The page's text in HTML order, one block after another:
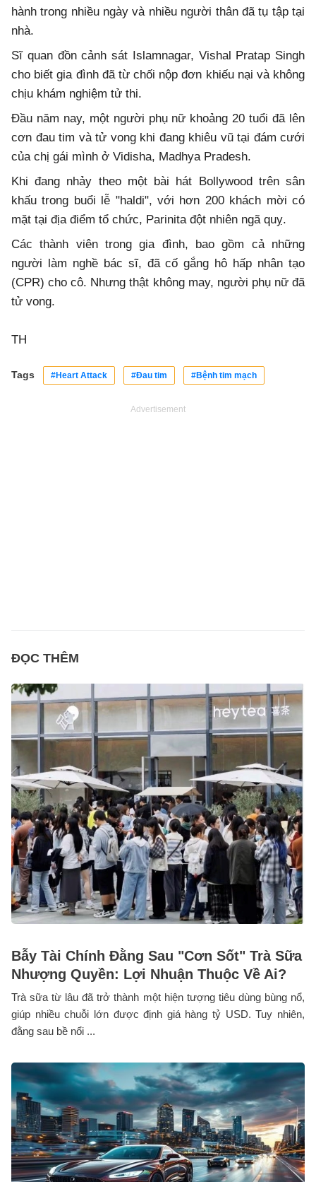
hành trong nhiều ngày và nhiều người thân đã tụ tập tại
nhà.
Sĩ quan đồn cảnh sát Islamnagar, Vishal Pratap Singh
cho biết gia đình đã từ chối nộp đơn khiếu nại và không
chịu khám nghiệm tử thi.
Đầu năm nay, một người phụ nữ khoảng 20 tuổi đã lên
cơn đau tim và tử vong khi đang khiêu vũ tại đám cưới
của chị gái mình ở Vidisha, Madhya Pradesh.
Khi đang nhảy theo một bài hát Bollywood trên sân
khấu trong buổi lễ "haldi", với hơn 200 khách mời có
mặt tại địa điểm tổ chức, Parinita đột nhiên ngã quỵ.
Các thành viên trong gia đình, bao gồm cả những
người làm nghề bác sĩ, đã cố gắng hô hấp nhân tạo
(CPR) cho cô. Nhưng thật không may, người phụ nữ đã
tử vong.
TH
Tags #Heart Attack #Đau tim #Bệnh tim mạch
Advertisement
ĐỌC THÊM
Bẫy Tài Chính Đằng Sau "Cơn Sốt" Trà Sữa
Nhượng Quyền: Lợi Nhuận Thuộc Về Ai?
Trà sữa từ lâu đã trở thành một hiện tượng tiêu dùng bùng nổ,
giúp nhiều chuỗi lớn được định giá hàng tỷ USD. Tuy nhiên,
đằng sau bề nổi ...